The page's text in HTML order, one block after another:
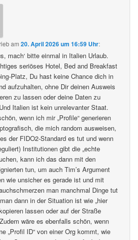
am20. April 2026 um 16:59 Uhr:
mach‘ bitte einmal in Italien Urlaub.
seriöses Hotel, Bed and Breakfast
Platz, Du hast keine Chance dich in
aufzuhalten, ohne Dir deinen Ausweis
zu lassen oder deine Daten zu
Italien ist kein unrelevanter Staat.
wenn ich mir „Profile“ generieren
die mich random ausweisen,
der FIDO2-Standard es tut und wenn
Institutionen gibt die „echte
kann ich das dann mit den
tun, um auch Tim’s Argument
wie unsicher es gerade ist und mit
man manchmal Dinge tut
dann in der Situation ist wie „hier
lassen oder auf der Straße
wäre es ebenfalls schön, wenn
„Profil ID“ von einer Org kommt, wie